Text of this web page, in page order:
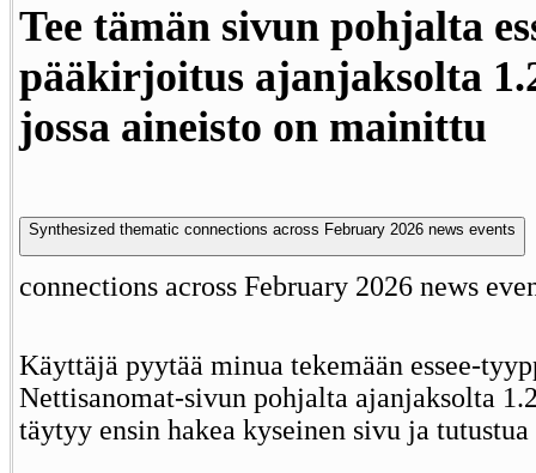
Tee tämän sivun pohjalta
pääkirjoitus ajanjaksolta
jossa aineisto on mainittu
Synthesized thematic connections across February 2026 news events
connections across February 2026 news
Käyttäjä pyytää minua tekemään essee-
Nettisanomat-sivun pohjalta ajanjaksolta
täytyy ensin hakea kyseinen sivu ja tutustua